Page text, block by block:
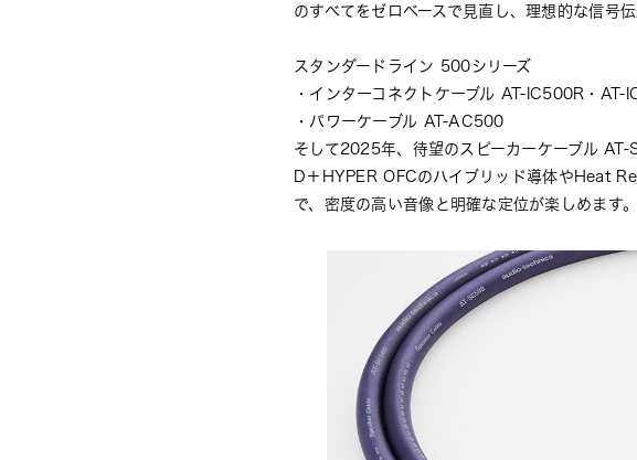
のすべてをゼロベースで見直し、理想的な信号
スタンダードライン 500シリーズ
・インターコネクトケーブル AT-IC500R ・ AT-
・パワーケーブル AT-AC500
そして2025年、待望のスピーカーケーブル
D＋HYPER OFCのハイブリッド導体やHeat
で、密度の高い音像と明確な定位が楽しめます。